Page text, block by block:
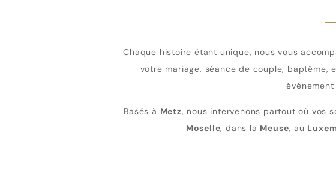
Chaque histoire étant unique, nous vous
votre mariage, séance de couple, baptême,
Basés à Metz, nous intervenons partout où vos
Moselle, dans la Meuse, au